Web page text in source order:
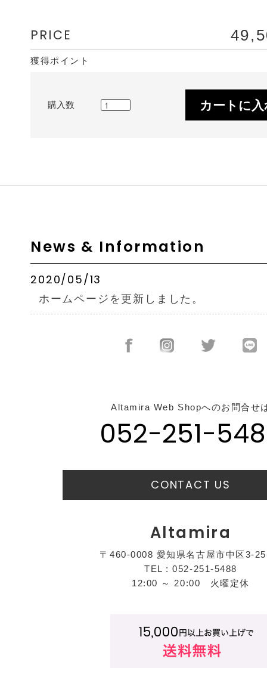
PRICE
獲得ポイント
購入数 カートに
News & Information
2020/05/13
ホームページを更新しました。
Altamira Web Shopへのお問合せ
052-251-
CONTACT US
Altamira
〒460-0008 愛知県名古屋市中区3-
TEL : 052-251-5488
12:00 ～ 20:00 火曜定休